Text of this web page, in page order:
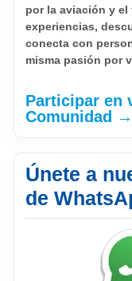
por la aviación y el
experiencias,
conecta con
misma pasión por
Participar en
Comunidad →
Únete a
de